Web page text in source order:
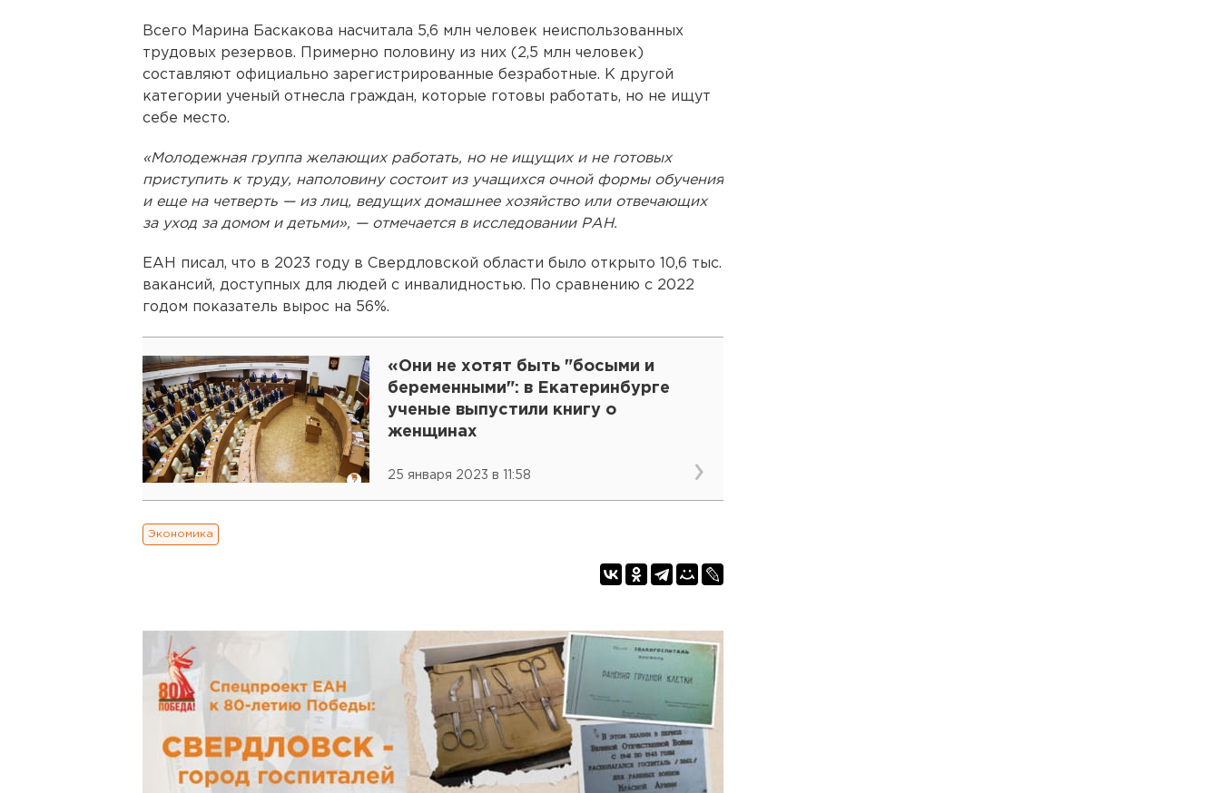
Всего Марина Баскакова насчитала 5,6 млн человек неиспользованных
трудовых резервов. Примерно половину из них (2,5 млн человек)
составляют официально зарегистрированные безработные. К другой
категории ученый отнесла граждан, которые готовы работать, но не ищут
себе место.
«Молодежная группа желающих работать, но не ищущих и не готовых
приступить к труду, наполовину состоит из учащихся очной формы обучения
и еще на четверть — из лиц, ведущих домашнее хозяйство или отвечающих
за уход за домом и детьми», — отмечается в исследовании РАН.
ЕАН писал, что в 2023 году в Свердловской области было открыто 10,6 тыс.
вакансий, доступных для людей с инвалидностью. По сравнению с 2022
годом показатель вырос на 56%.
«Они не хотят быть "босыми и
беременными": в Екатеринбурге
ученые выпустили книгу о
женщинах
25 января 2023 в 11:58
Экономика